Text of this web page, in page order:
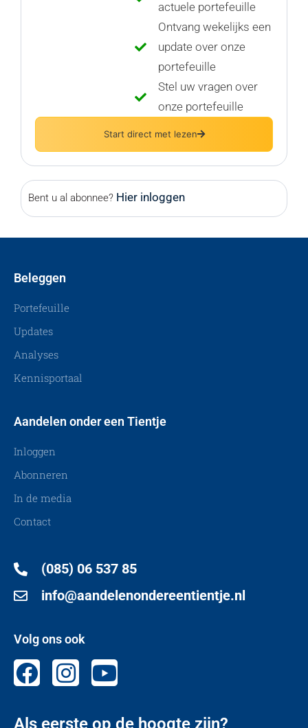
actuele portefeuille
Ontvang wekelijks een
update over onze
portefeuille
Stel uw vragen over
onze portefeuille
Start direct met lezen
Bent u al abonnee? Hier inloggen
Beleggen
Portefeuille
Updates
Analyses
Kennisportaal
Aandelen onder een Tientje
Inloggen
Abonneren
In de media
Contact
(085) 06 537 85
info@aandelenondereentientje.nl
Volg ons ook
Als eerste op de hoogte zijn?